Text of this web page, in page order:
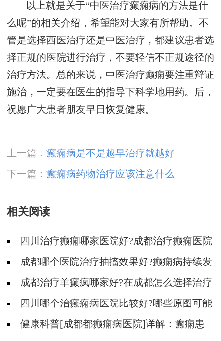
以上就是关于“中医治疗癫痫病的方法是什
么呢”的相关介绍，希望能对大家有所帮助。不
管是选择西医治疗还是中医治疗，都建议患者选
择正规的医院进行治疗，不要轻信不正规途径的
治疗方法。总的来说，中医治疗癫痫要注重辩证
施治，一定要在医生的指导下科学地用药。后，
祝愿广大患者朋友早日恢复健康。
上一篇： 癫痫病是不是越早治疗就越好
下一篇： 癫痫病药物治疗应该注意什么
相关阅读
四川治疗癫痫哪家医院好?成都治疗癫痫医院
哪家好?
成都哪个医院治疗抽搐效果好?癫痫病持续发
作有什么其他症状?
成都治疗羊癫疯哪家好?在成都怎么选择治疗
癫痫好医院?
四川哪个治癫痫病医院比较好?哪些原图可能
导致患上癫痫病?
健康科普[成都都癫痫病医院]详解：癫痫患